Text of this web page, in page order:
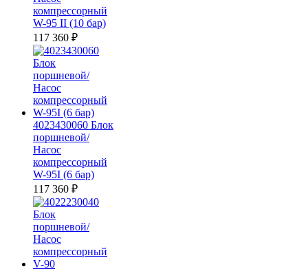
компрессорный
W-95 II (10 бар)
117 360 ₽
4023430060 Блок
поршневой/
Насос
компрессорный
W-95I (6 бар)
117 360 ₽